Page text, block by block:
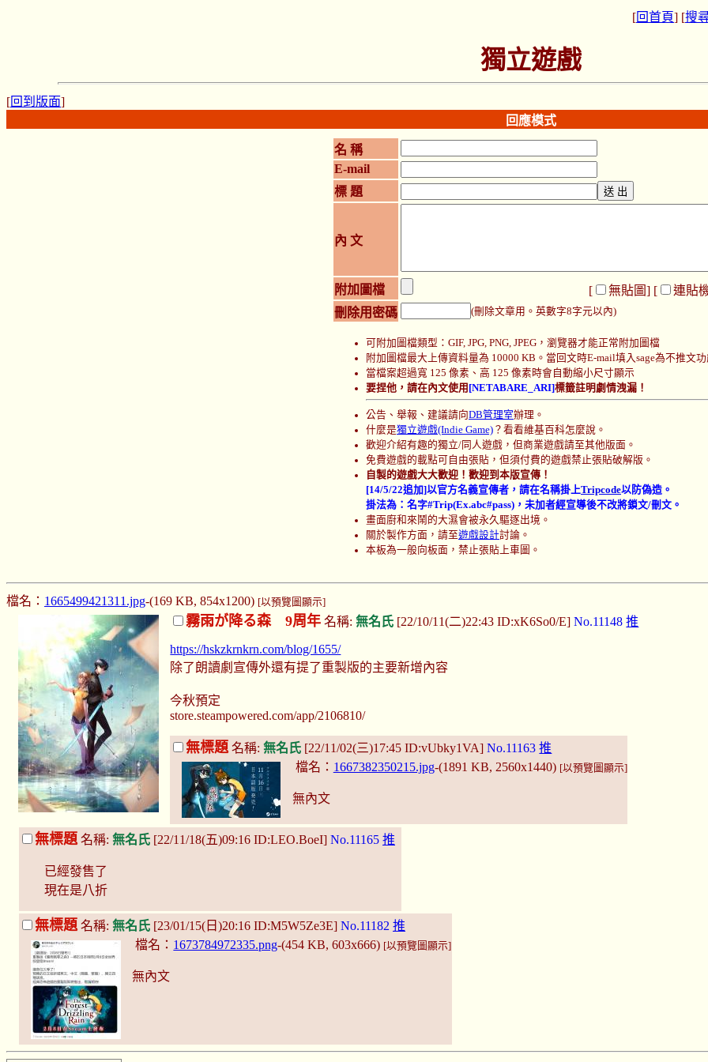
[回首頁] [搜
獨立遊戲
[回到版面]
回應模式
名 稱
E-mail
標 題
內 文
附加圖檔 [ 無貼圖] [
連貼
刪除用密碼
(刪除文章用。英數字8字元以內)
可附加圖檔類型：GIF, JPG, PNG, JPEG，瀏覽器才能正常附加圖檔
附加圖檔最大上傳資料量為 10000 KB。當回文時E-mail填入sage為不推文
當檔案超過寬 125 像素、高 125 像素時會自動縮小尺寸顯示
要捏他，請在內文使用 [NETABARE_ARI]標籤註明劇情洩漏！
公告、舉報、建議請向DB管理室辦理。
什麼是獨立遊戲(Indie Game) ？看看維基百科怎麼說。
歡迎介紹有趣的獨立/同人遊戲，但商業遊戲請至其他版面。
免費遊戲的載點可自由張貼，但須付費的遊戲禁止張貼破解版。
自製的遊戲大大歡迎！歡迎到本版宣傳！
[14/5/22追加]以官方名義宣傳者，請在名稱掛上Tripcode以防偽造。
掛法為：名字#Trip(Ex.abc#pass)，未加者經宣導後不改將鎖文/刪文。
畫面廚和來鬧的大濕會被永久驅逐出境。
關於製作方面，請至遊戲設計討論。
本板為一般向板面，禁止張貼上車圖。
檔名： 1665499421311.jpg-(169 KB, 854x1200) [以預覽圖顯示]
霧雨が降る森 9周年 名稱:無名氏 [22/10/11(二)22:43 ID:xK6So0/E]No.11148 推
https://hskzkrnkrn.com/blog/1655/
除了朗讀劇宣傳外還有提了重製版的主要新增內容
今秋預定
store.steampowered.com/app/2106810/
無標題 名稱:無名氏 [22/11/02(三)17:45 ID:vUbky1VA]No.11163 推
檔名： 1667382350215.jpg-(1891 KB, 2560x1440) [以預覽圖顯示]
無內文
無標題 名稱: 無名氏 [22/11/18(五)09:16 ID:LEO.BoeI] No.11165 推
已經發售了
現在是八折
無標題 名稱: 無名氏 [23/01/15(日)20:16 ID:M5W5Ze3E] No.11182 推
檔名： 1673784972335.png-(454 KB, 603x666) [以預覽圖顯示]
無內文